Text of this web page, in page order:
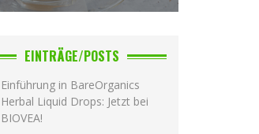
EINTRÄGE/POSTS
Einführung in BareOrganics
Herbal Liquid Drops: Jetzt bei
BIOVEA!